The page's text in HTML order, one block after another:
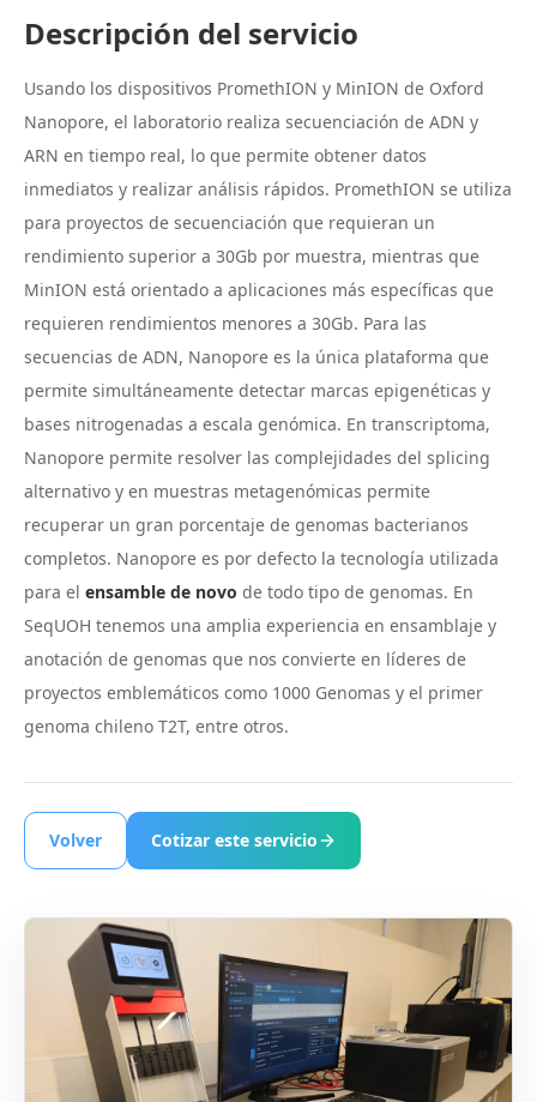
Descripción del servicio
Usando los dispositivos PromethION y MinION de Oxford
Nanopore, el laboratorio realiza secuenciación de ADN y
ARN en tiempo real, lo que permite obtener datos
inmediatos y realizar análisis rápidos. PromethION se utiliza
para proyectos de secuenciación que requieran un
rendimiento superior a 30Gb por muestra, mientras que
MinION está orientado a aplicaciones más específicas que
requieren rendimientos menores a 30Gb. Para las
secuencias de ADN, Nanopore es la única plataforma que
permite simultáneamente detectar marcas epigenéticas y
bases nitrogenadas a escala genómica. En transcriptoma,
Nanopore permite resolver las complejidades del splicing
alternativo y en muestras metagenómicas permite
recuperar un gran porcentaje de genomas bacterianos
completos. Nanopore es por defecto la tecnología utilizada
para el ensamble de novo de todo tipo de genomas. En
SeqUOH tenemos una amplia experiencia en ensamblaje y
anotación de genomas que nos convierte en líderes de
proyectos emblemáticos como 1000 Genomas y el primer
genoma chileno T2T, entre otros.
Volver Cotizar este servicio